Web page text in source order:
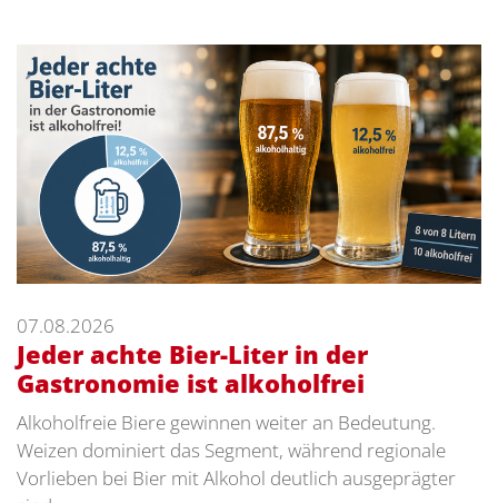
07.08.2026
Jeder achte Bier-Liter in der
Gastronomie ist alkoholfrei
Alkoholfreie Biere gewinnen weiter an Bedeutung.
Weizen dominiert das Segment, während regionale
Vorlieben bei Bier mit Alkohol deutlich ausgeprägter